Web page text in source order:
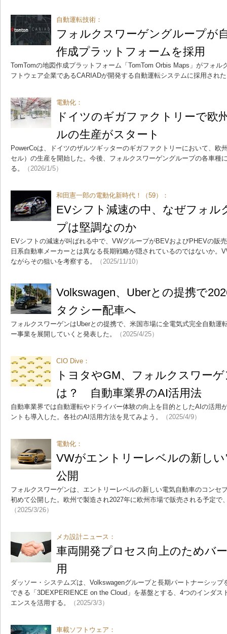
自動運転技術：
フォルクスワーゲングループが
作成プラットフォームを採用
TomTomの地図作成プラットフォーム「TomTom Orbis Maps」がフォル
フトウェア企業であるCARIADが開発する自動運転システムに採用され
電動化：
ドイツのギガファクトリーで欧
ルの生産がスタート
PowerCoは、ドイツのザルツギッターのギガファクトリーにおいて、欧
セル）の生産を開始した。今後、フォルクスワーゲングループの各車種
る。
（2026/1/5）
和田憲一郎の電動化新時代！（59）：
EVシフト減速の中、なぜフォル
プは堅調なのか
EVシフトの減速が叫ばれる中で、VWグループがBEVおよびPHEVの販
日系自動車メーカーとは異なる長期戦略が隠されているのではないか。
ながらその狙いを考察する。
（2025/11/10）
Volkswagen、Uberとの提携で
タクシー配車へ
フォルクスワーゲンはUberとの提携で、米国市場に全電気式完全自動運
ー事業を展開していくと発表した。
（2025/4/25）
CIO Dive：
トヨタやGM、フォルクスワー
は？ 自動車業界のAI活用法
自動車業界では自動運転やドライバー体験の向上を目的としたAIの活用
ントも導入した。各社のAI活用方法を見てみよう。
（2025/4/9）
電動化：
VWがエントリーレベルの新し
公開
フォルクスワーゲンは、エントリーレベルの新しい電気自動車のコンセ
初めて公開した。欧州で製造され2027年に欧州市場で販売される予定で
（2025/3/26）
メカ設計ニュース：
車両開発プロセス向上のためバ
用
ダッソー・システムズは、Volkswagenグループと長期パートナーシッ
できる「3DEXPERIENCE on the Cloud」を基盤とする、4つのインダス
エンスを活用する。
（2025/3/3）
車載ソフトウェア：